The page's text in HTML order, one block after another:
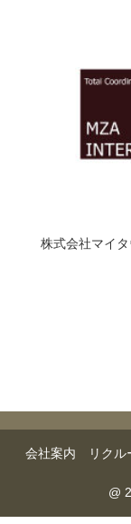
株式会社マイ
会社案内 リクル
@